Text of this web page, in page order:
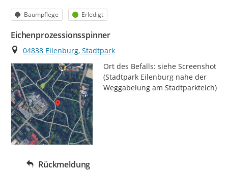
Kategorie
Baumpflege Status
Erledigt
Eichenprozessionsspinner
Ort
04838 Eilenburg, Stadtpark
Ort des Befalls: siehe Screenshot
(Stadtpark Eilenburg nahe der
Weggabelung am Stadtparkteich)
Rückmeldung